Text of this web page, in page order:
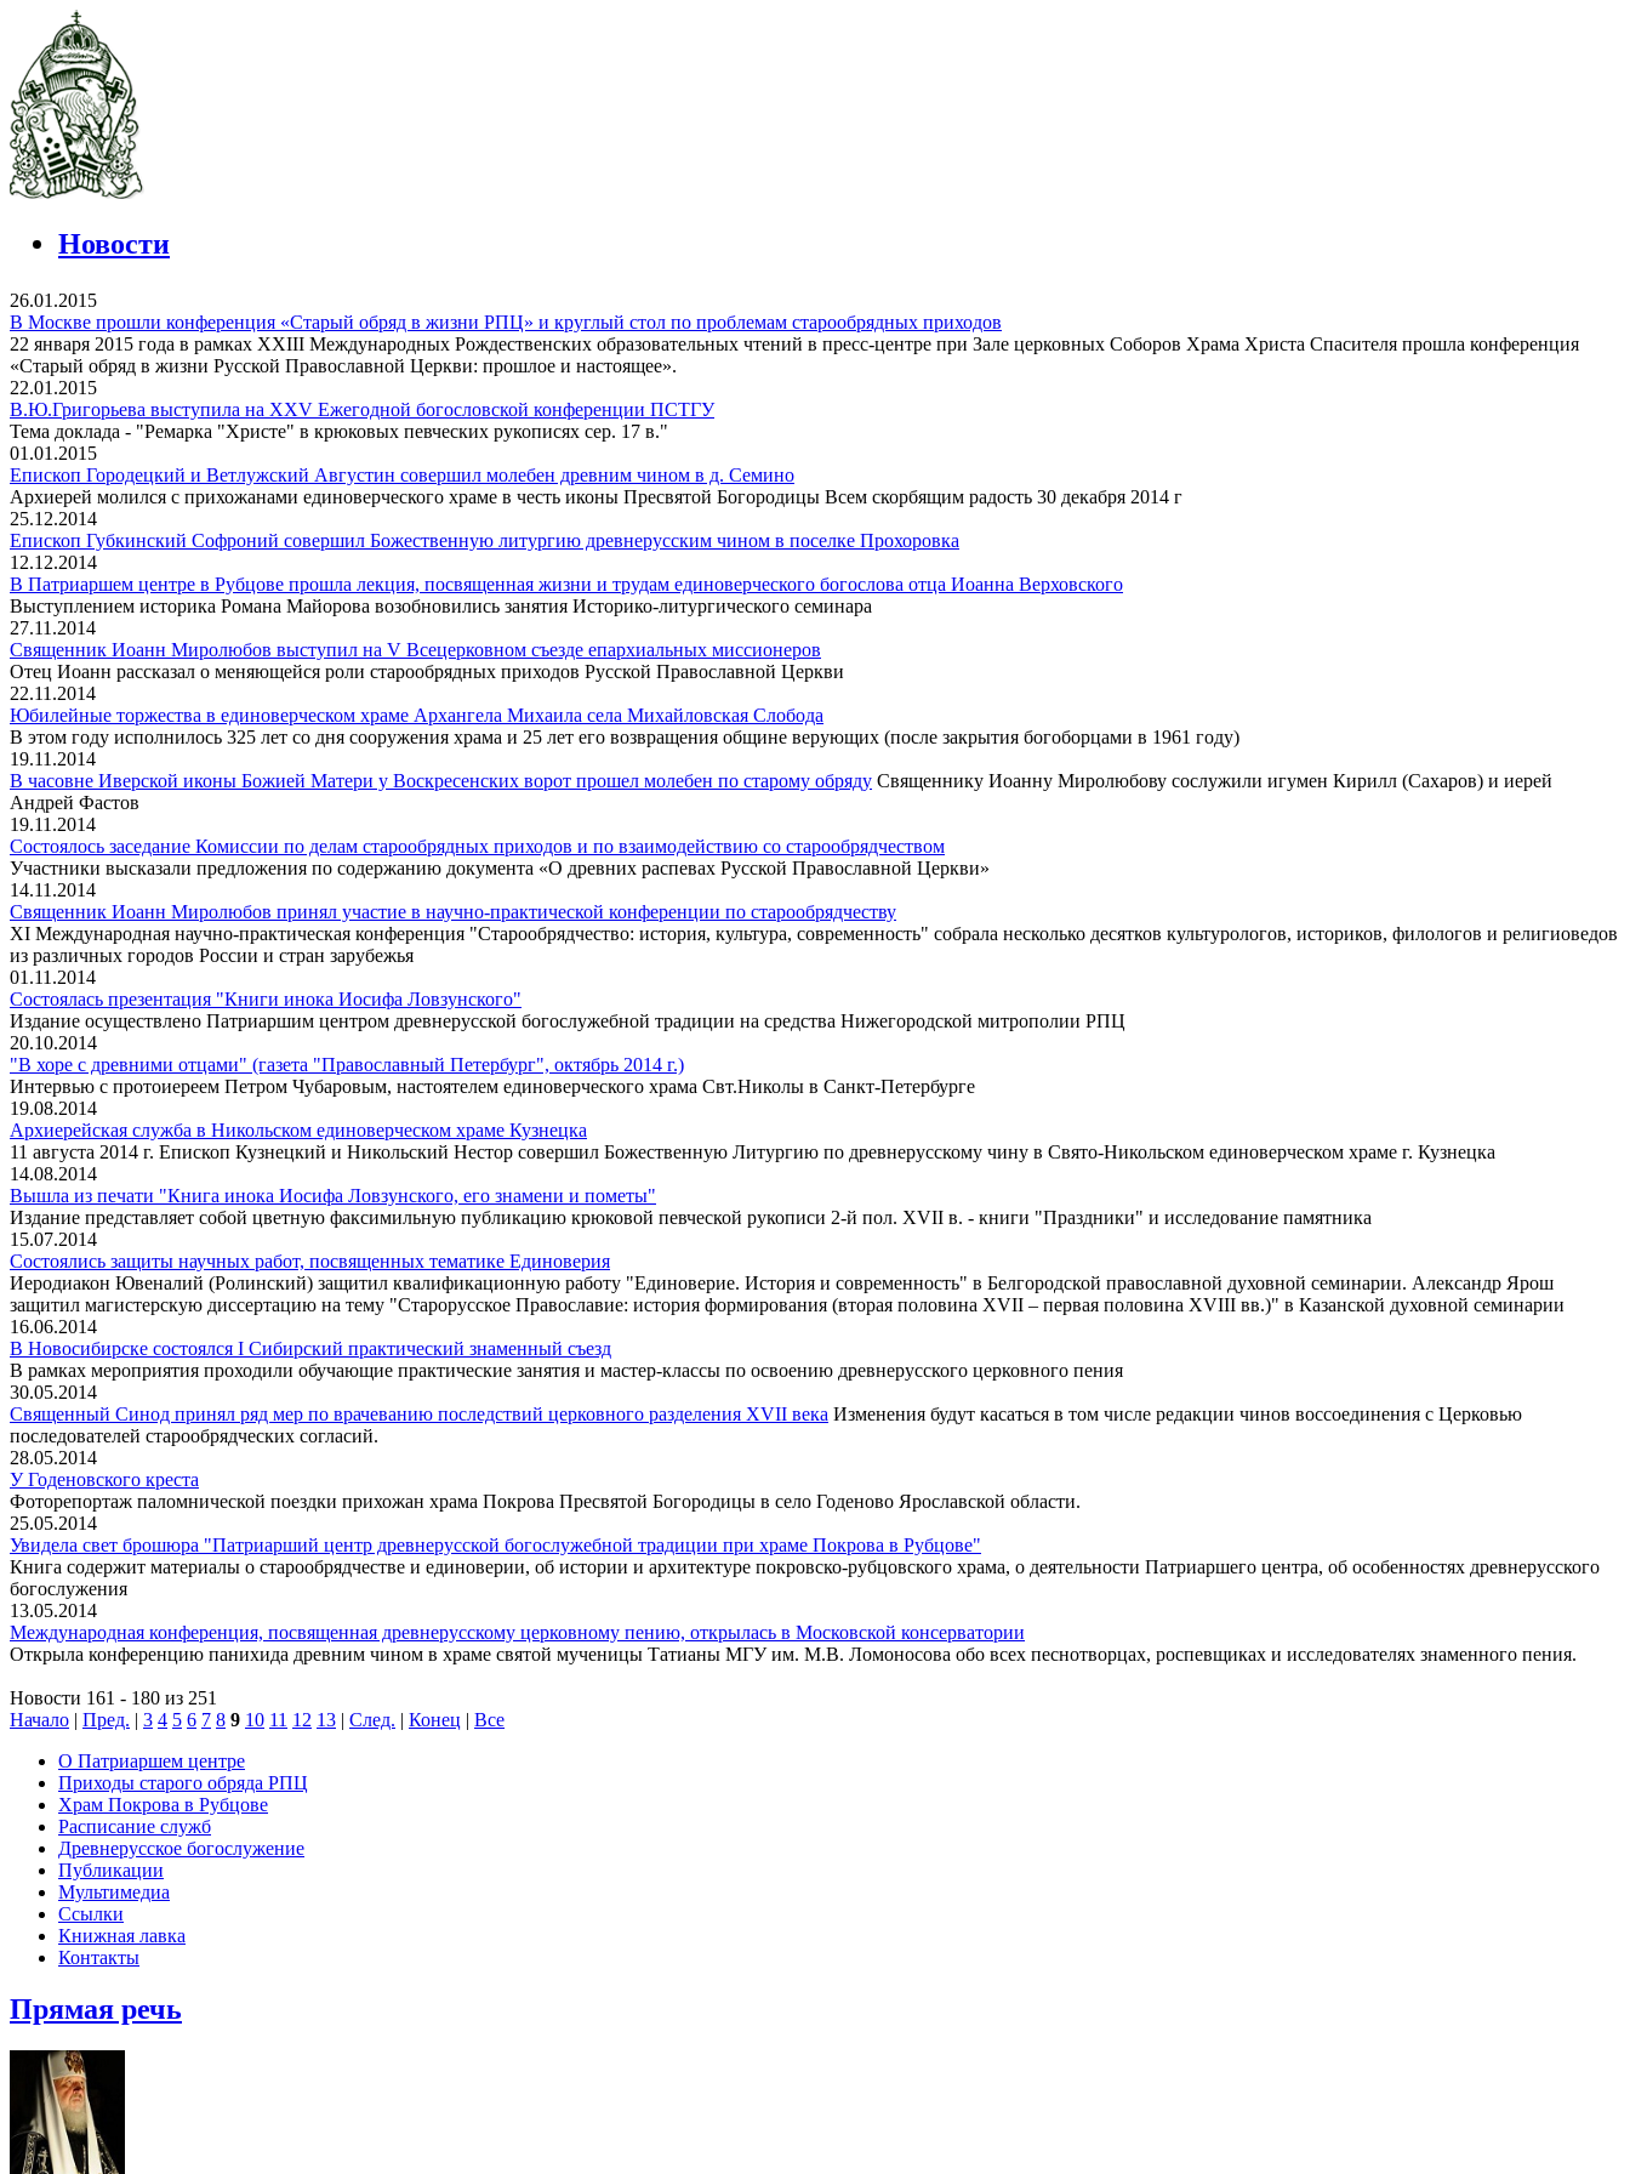
Новости
26.01.2015
В Москве прошли конференция «Старый обряд в жизни РПЦ» и круглый стол по проблемам старообрядных приходов
22 января 2015 года в рамках XXIII Международных Рождественских образовательных чтений в пресс-центре при Зале церковных Соборов Храма Христа Спасителя прошла конференция
«Старый обряд в жизни Русской Православной Церкви: прошлое и настоящее».
22.01.2015
В.Ю.Григорьева выступила на XXV Ежегодной богословской конференции ПСТГУ
Тема доклада - "Ремарка "Христе" в крюковых певческих рукописях сер. 17 в."
01.01.2015
Епископ Городецкий и Ветлужский Августин совершил молебен древним чином в д. Семино
Архиерей молился с прихожанами единоверческого храме в честь иконы Пресвятой Богородицы Всем скорбящим радость 30 декабря 2014 г
25.12.2014
Епископ Губкинский Софроний совершил Божественную литургию древнерусским чином в поселке Прохоровка
12.12.2014
В Патриаршем центре в Рубцове прошла лекция, посвященная жизни и трудам единоверческого богослова отца Иоанна Верховского
Выступлением историка Романа Майорова возобновились занятия Историко-литургического семинара
27.11.2014
Священник Иоанн Миролюбов выступил на V Всецерковном съезде епархиальных миссионеров
Отец Иоанн рассказал о меняющейся роли старообрядных приходов Русской Православной Церкви
22.11.2014
Юбилейные торжества в единоверческом храме Архангела Михаила села Михайловская Слобода
В этом году исполнилось 325 лет со дня сооружения храма и 25 лет его возвращения общине верующих (после закрытия богоборцами в 1961 году)
19.11.2014
В часовне Иверской иконы Божией Матери у Воскресенских ворот прошел молебен по старому обряду Священнику Иоанну Миролюбову сослужили игумен Кирилл (Сахаров) и иерей
Андрей Фастов
19.11.2014
Состоялось заседание Комиссии по делам старообрядных приходов и по взаимодействию со старообрядчеством
Участники высказали предложения по содержанию документа «О древних распевах Русской Православной Церкви»
14.11.2014
Священник Иоанн Миролюбов принял участие в научно-практической конференции по старообрядчеству
XI Международная научно-практическая конференция "Старообрядчество: история, культура, современность" собрала несколько десятков культурологов, историков, филологов и религиоведов
из различных городов России и стран зарубежья
01.11.2014
Состоялась презентация "Книги инока Иосифа Ловзунского"
Издание осуществлено Патриаршим центром древнерусской богослужебной традиции на средства Нижегородской митрополии РПЦ
20.10.2014
"В хоре с древними отцами" (газета "Православный Петербург", октябрь 2014 г.)
Интервью с протоиереем Петром Чубаровым, настоятелем единоверческого храма Свт.Николы в Санкт-Петербурге
19.08.2014
Архиерейская служба в Никольском единоверческом храме Кузнецка
11 августа 2014 г. Епископ Кузнецкий и Никольский Нестор совершил Божественную Литургию по древнерусскому чину в Свято-Никольском единоверческом храме г. Кузнецка
14.08.2014
Вышла из печати "Книга инока Иосифа Ловзунского, его знамени и пометы"
Издание представляет собой цветную факсимильную публикацию крюковой певческой рукописи 2-й пол. XVII в. - книги "Праздники" и исследование памятника
15.07.2014
Состоялись защиты научных работ, посвященных тематике Единоверия
Иеродиакон Ювеналий (Ролинский) защитил квалификационную работу "Единоверие. История и современность" в Белгородской православной духовной семинарии. Александр Ярош
защитил магистерскую диссертацию на тему "Старорусское Православие: история формирования (вторая половина XVII – первая половина XVIII вв.)" в Казанской духовной семинарии
16.06.2014
В Новосибирске состоялся I Сибирский практический знаменный съезд
В рамках мероприятия проходили обучающие практические занятия и мастер-классы по освоению древнерусского церковного пения
30.05.2014
Священный Синод принял ряд мер по врачеванию последствий церковного разделения XVII века Изменения будут касаться в том числе редакции чинов воссоединения с Церковью
последователей старообрядческих согласий.
28.05.2014
У Годеновского креста
Фоторепортаж паломнической поездки прихожан храма Покрова Пресвятой Богородицы в село Годеново Ярославской области.
25.05.2014
Увидела свет брошюра "Патриарший центр древнерусской богослужебной традиции при храме Покрова в Рубцове"
Книга содержит материалы о старообрядчестве и единоверии, об истории и архитектуре покровско-рубцовского храма, о деятельности Патриаршего центра, об особенностях древнерусского
богослужения
13.05.2014
Международная конференция, посвященная древнерусскому церковному пению, открылась в Московской консерватории
Открыла конференцию панихида древним чином в храме святой мученицы Татианы МГУ им. М.В. Ломоносова обо всех песнотворцах, роспевщиках и исследователях знаменного пения.
Новости 161 - 180 из 251
Начало | Пред. | 3 4 5 6 7 8 9 10 11 12 13 | След. | Конец | Все
О Патриаршем центре
Приходы старого обряда РПЦ
Храм Покрова в Рубцове
Расписание служб
Древнерусское богослужение
Публикации
Мультимедиа
Ссылки
Книжная лавка
Контакты
Прямая речь